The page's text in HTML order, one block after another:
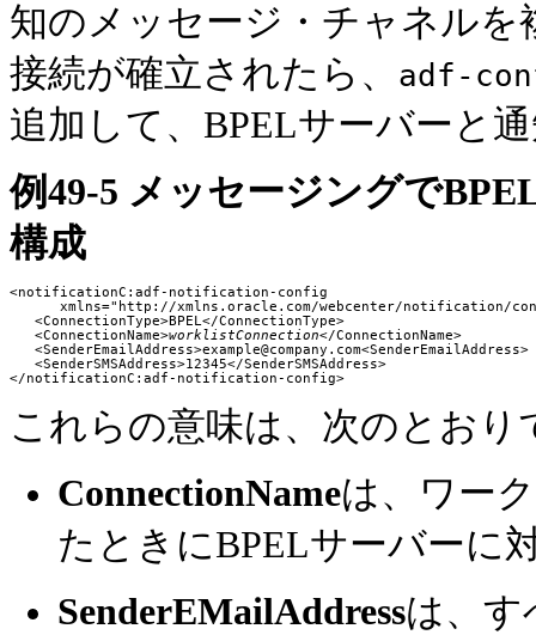
知のメッセージ・チャネルを
接続が確立されたら、
adf-
追加して、BPELサーバーと
例49-5 メッセージングで
構成
<notificationC:adf-notification-config
xmlns="http://xmlns.oracle.com/webcenter/notification/
   <ConnectionType>BPEL</ConnectionType>
   <ConnectionName>
worklistConnection</ConnectionName>
   <SenderEmailAddress>example@company.com<SenderEmailAddress>
   <SenderSMSAddress>12345</SenderSMSAddress>
これらの意味は、次のとおり
ConnectionNameは、ワー
たときにBPELサーバーに
SenderEMailAddressは、す